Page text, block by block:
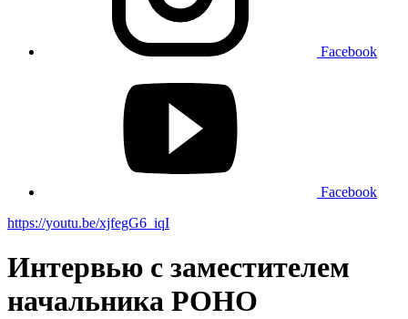
Facebook
Facebook
https://youtu.be/xjfegG6_iqI
Интервью с заместителем
начальника РОНО